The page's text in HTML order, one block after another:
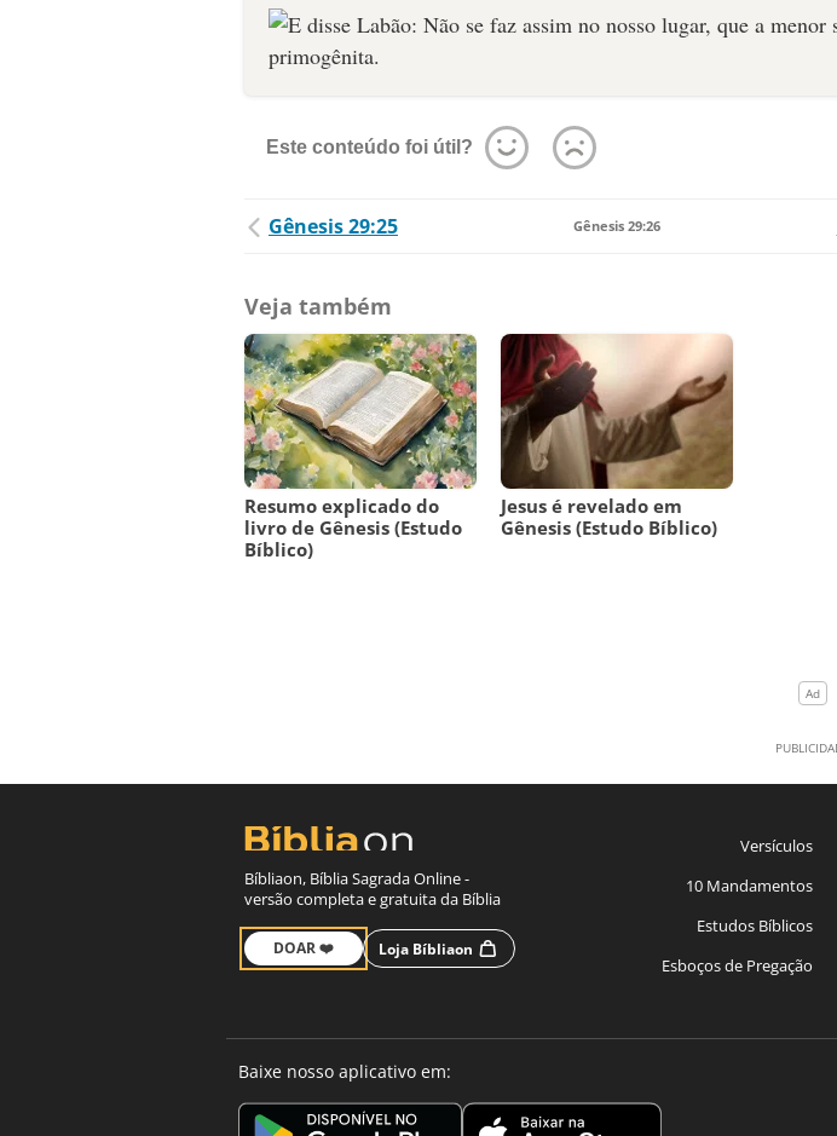
Este conteúdo foi útil?
Gênesis 29:25 Gênesis 29:26
Veja também
Resumo explicado do
livro de Gênesis (Estudo
Bíblico)
Jesus é revelado em
Gênesis (Estudo Bíblico)
Bíbliaon, Bíblia Sagrada Online -
versão completa e gratuita da Bíblia
DOAR ❤️ Loja Bíbliaon
Versículos
10 Mandamentos
Estudos Bíblicos
Esboços de Pregação
Baixe nosso aplicativo em: